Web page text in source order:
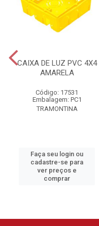
CAIXA DE LUZ PVC 4X4
AMARELA
Código: 17531
Embalagem: PC1
TRAMONTINA
Faça seu login ou
cadastre-se para
ver preços e
comprar